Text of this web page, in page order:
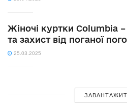
Жіночі куртки Columbia
та захист від поганої
25.03.2025